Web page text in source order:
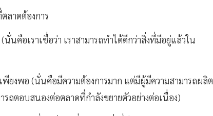
ลาดต้องการ
คือเราเชื่อว่า เราสามารถทำได้ดีกว่าสิ่งที่มีอยู่แล้วใน
ยงพอ (นั่นคือมีความต้องการมาก แต่มีผู้มีความสามารถผลิต
ถตอบสนองต่อตลาดที่กำลังขยายตัวอย่างต่อเนื่อง)